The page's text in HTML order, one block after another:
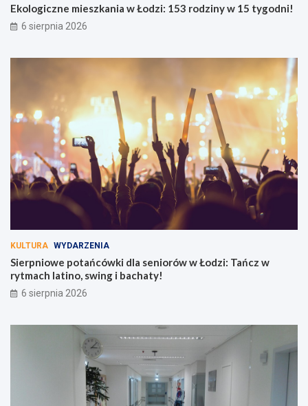
Ekologiczne mieszkania w Łodzi: 153 rodziny w 15 tygodni!
6 sierpnia 2026
KULTURA WYDARZENIA
Sierpniowe potańcówki dla seniorów w Łodzi: Tańcz w
rytmach latino, swing i bachaty!
6 sierpnia 2026